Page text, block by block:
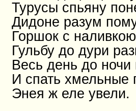
Турусы спьяну
Дидоне разум
Горшок с
Гульбу до дури
Весь день до ночи
И спать хмельные
Энея ж еле увели.